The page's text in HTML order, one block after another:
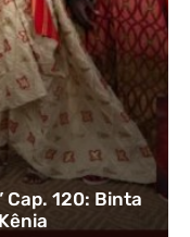
Cap. 120: Binta